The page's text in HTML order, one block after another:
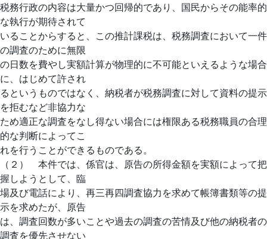
税務行政の内容は大量かつ回帰的であり、国民からその能率的
な執行が期待されて
いることからすると、この推計課税は、税務調査において一件
の調査のために無限
の日数を費やし実額計算が物理的に不可能といえるような場合
に、はじめて許され
るというものではなく、納税者が税務調査に対して資料の提示
を拒むなど非協力な
ため適正な調査をなし得ない場合には権限ある税務職員の合理
的な判断によってこ
れを行うことができるものである。
（２） 本件では、係官は、原告の所得金額を実額によって把
握しようとして、臨
場及び電話により、再三再四調査協力を求めて帳簿書類等の提
示を求めたが、原告
は、調査回数が多いことや過去の調査の苦情及び他の納税者の
調査を優先させない